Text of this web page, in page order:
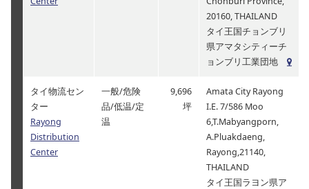
20160, THAILAND
タイ王国チョンブリ
県アマタシティーチ
ョンブリ工業団地
タイ物流セン
ター
Rayong
Distribution
Center
一般/危険
品/低温/定
温
9,696
坪
Amata City Rayong
I.E. 7/586 Moo
6,T.Mabyangporn,
A.Pluakdaeng,
Rayong,21140,
THAILAND
タイ王国ラヨン県ア